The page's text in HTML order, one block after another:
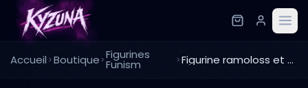
Accueil Boutique Figurines
Funism Figurine ramoloss et psykokwak